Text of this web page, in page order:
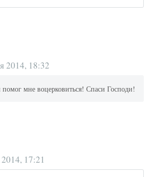
2014, 18:32
мне воцерковиться! Спаси Господи!
17:21